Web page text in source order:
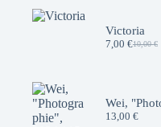
10,00 €.
7,00 €.
Victoria
10,00€
Le
10,00
7,00 €Le
7,00 €.
Wei,
13,00 €